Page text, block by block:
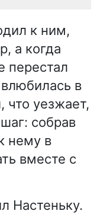
к ним,
а когда
перестал
в
что уезжает,
собрав
нему в
вместе с
Настеньку.